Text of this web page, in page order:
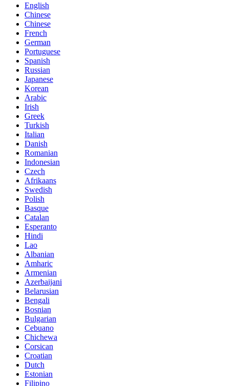
English
Chinese
Chinese
French
German
Portuguese
Spanish
Russian
Japanese
Korean
Arabic
Irish
Greek
Turkish
Italian
Danish
Romanian
Indonesian
Czech
Afrikaans
Swedish
Polish
Basque
Catalan
Esperanto
Hindi
Lao
Albanian
Amharic
Armenian
Azerbaijani
Belarusian
Bengali
Bosnian
Bulgarian
Cebuano
Chichewa
Corsican
Croatian
Dutch
Estonian
Filipino